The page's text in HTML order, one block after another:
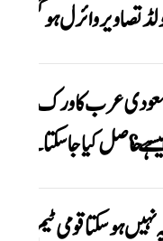
تصاویر وائرل ہو گئیں
عرب کا ورک ویزا
حاصل کیا جاسکتا ہے؟
نہیں ہوسکتا قومی ٹیم